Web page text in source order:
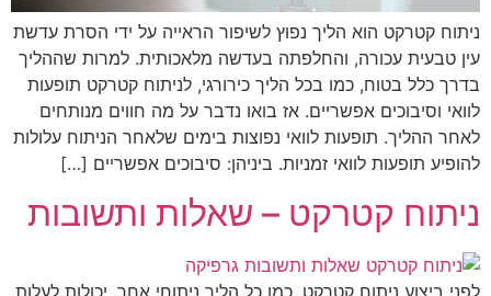
ניתוח קטרקט הוא הליך נפוץ לשיפור הראייה על ידי הסרת עדשת
עין טבעית עכורה, והחלפתה בעדשה מלאכותית. למרות שההליך
בדרך כלל בטוח, כמו בכל הליך כירורגי, לניתוח קטרקט תופעות
לוואי וסיבוכים אפשריים. אז בואו נדבר על מה חווים מנותחים
לאחר ההליך. תופעות לוואי נפוצות בימים שלאחר הניתוח עלולות
להופיע תופעות לוואי זמניות. ביניהן: סיבוכים אפשריים […]
ניתוח קטרקט – שאלות ותשובות
לפני ביצוע ניתוח קטרקט, כמו כל הליך ניתוחי אחר, יכולות לעלות